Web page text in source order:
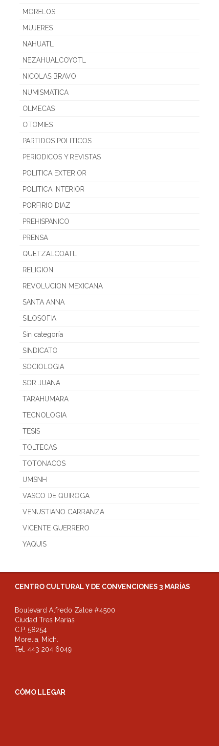
MORELOS
MUJERES
NAHUATL
NEZAHUALCOYOTL
NICOLAS BRAVO
NUMISMATICA
OLMECAS
OTOMIES
PARTIDOS POLITICOS
PERIODICOS Y REVISTAS
POLITICA EXTERIOR
POLITICA INTERIOR
PORFIRIO DIAZ
PREHISPANICO
PRENSA
QUETZALCOATL
RELIGION
REVOLUCION MEXICANA
SANTA ANNA
SILOSOFIA
Sin categoría
SINDICATO
SOCIOLOGIA
SOR JUANA
TARAHUMARA
TECNOLOGIA
TESIS
TOLTECAS
TOTONACOS
UMSNH
VASCO DE QUIROGA
VENUSTIANO CARRANZA
VICENTE GUERRERO
YAQUIS
CENTRO CULTURAL Y DE CONVENCIONES 3 MARÍAS
Boulevard Alfredo Zalce #4500
Ciudad Tres Marias
C.P. 58254
Morelia, Mich.
Tel. 443 204 6049
CÓMO LLEGAR